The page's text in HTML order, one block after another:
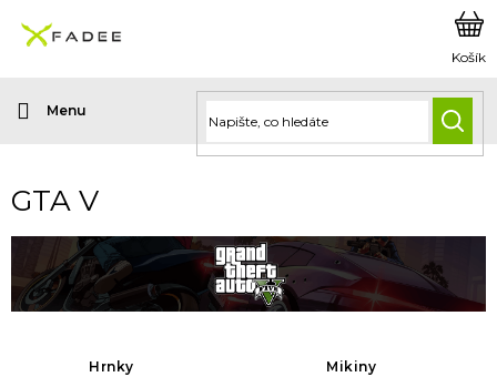
obsah
GTA V
Hrnky Mikiny